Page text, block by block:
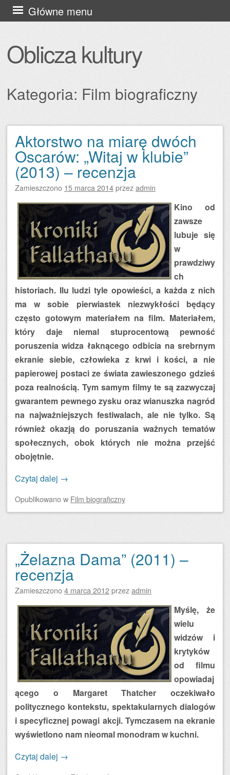
Oblicza kultury
Główne menu
Przejdź
do
Kategoria: Film biograficzny
Zobacz wpisy
Aktorstwo na miarę dwóch
Oscarów: „Witaj w klubie”
(2013) – recenzja
Zamieszczono 15 marca 2014przezadmin
Kino od
zawsze
lubuje się
w
prawdziwy
ch
historiach. Ilu ludzi tyle opowieści, a każda z nich
ma w sobie pierwiastek niezwykłości będący
często gotowym materiałem na film. Materiałem,
który daje niemal stuprocentową pewność
poruszenia widza łaknącego odbicia na srebrnym
ekranie siebie, człowieka z krwi i kości, a nie
papierowej postaci ze świata zawieszonego gdzieś
poza realnością. Tym samym filmy te są zazwyczaj
gwarantem pewnego zysku oraz wianuszka nagród
na najważniejszych festiwalach, ale nie tylko. Są
również okazją do poruszania ważnych tematów
społecznych, obok których nie można przejść
obojętnie.
Czytaj dalej →
Opublikowanow Film biograficzny
„Żelazna Dama” (2011) –
recenzja
Zamieszczono4 marca 2012przezadmin
Myślę, że
wielu
widzów i
krytyków
od filmu
opowiadaj
ącego o Margaret Thatcher oczekiwało
politycznego kontekstu, spektakularnych dialogów
i specyficznej powagi akcji. Tymczasem na ekranie
wyświetlono nam nieomal monodram w kuchni.
Czytaj dalej →